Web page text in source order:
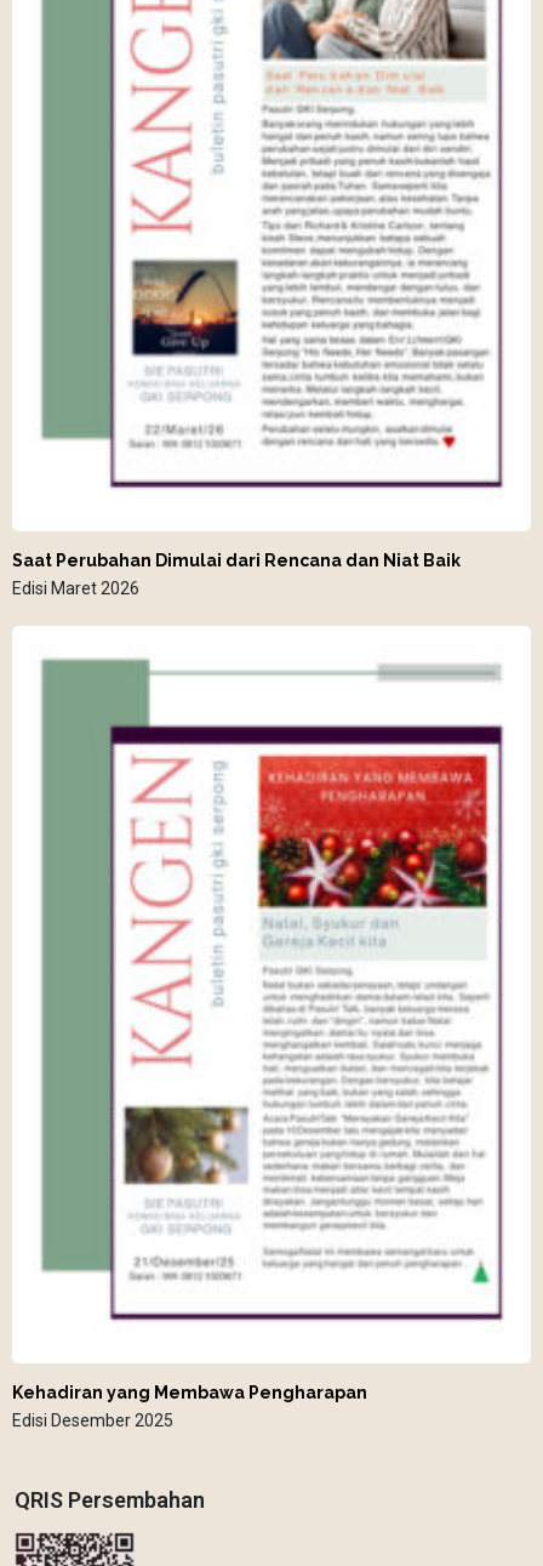
Saat Perubahan Dimulai dari Rencana dan Niat Baik
Edisi Maret 2026
Kehadiran yang Membawa Pengharapan
Edisi Desember 2025
QRIS Persembahan